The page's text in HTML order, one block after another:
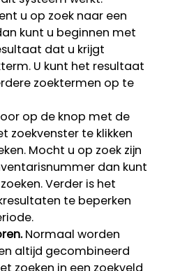
u op zoek naar een
kunt u beginnen met
dat u krijgt
U kunt het resultaat
zoektermen op te
op de knop met de
zoekvenster te klikken
Mocht u op zoek zijn
dan kunt
Verder is het
te beperken
Normaal worden
altijd gecombineerd